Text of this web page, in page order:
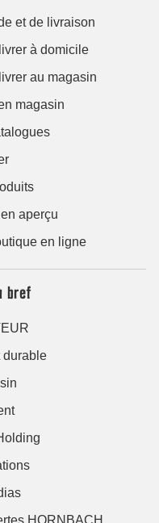
et de livraison
à domicile
au magasin
magasin
aperçu
en ligne
bref
durable
HORNBACH